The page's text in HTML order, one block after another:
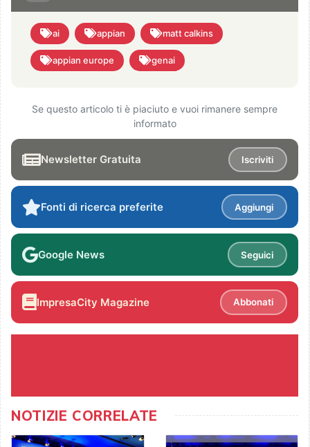
ai appian matt calkins
appian europe genai
Se questo articolo ti è piaciuto e vuoi rimanere sempre
informato
Newsletter Gratuita Iscriviti
Fonti di ricerca preferite Aggiungi
Google News Seguici
ImpresaCity Magazine Abbonati
NOTIZIE CORRELATE